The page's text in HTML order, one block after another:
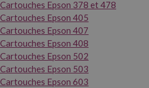
Cartouches Epson 378 et 478
Cartouches Epson 405
Cartouches Epson 407
Cartouches Epson 408
Cartouches Epson 502
Cartouches Epson 503
Cartouches Epson 603